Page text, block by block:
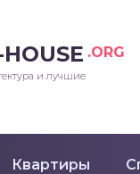
.ORG
и лучшие
Квартиры